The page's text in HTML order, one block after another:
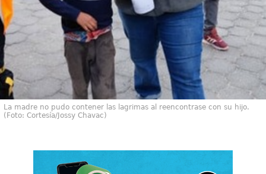
La madre no pudo contener las lagrimas al reencontrase con su hijo.
(Foto: Cortesía/Jossy Chavac)